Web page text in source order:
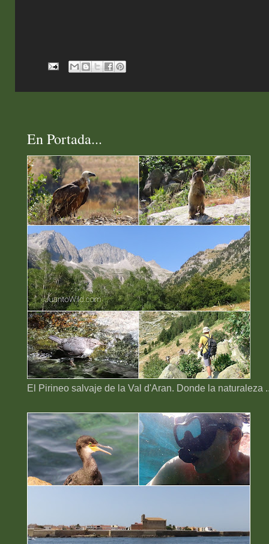
En Portada...
El Pirineo salvaje de la Val d'Aran. Donde la naturaleza